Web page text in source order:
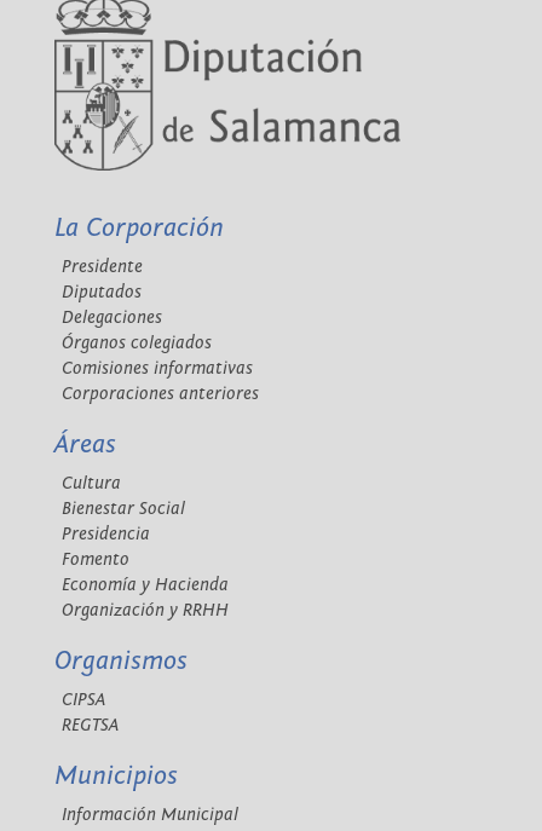
La Corporación
Presidente
Diputados
Delegaciones
Órganos colegiados
Comisiones informativas
Corporaciones anteriores
Áreas
Cultura
Bienestar Social
Presidencia
Fomento
Economía y Hacienda
Organización y RRHH
Organismos
CIPSA
REGTSA
Municipios
Información Municipal